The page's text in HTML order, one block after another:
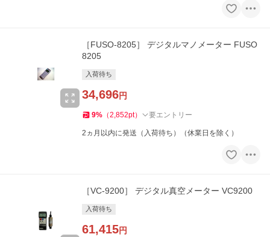
［FUSO-8205］ デジタルマノメーター FUSO
8205
入荷待ち
34,696円
9% （2,852pt） 要エントリー
2ヵ月以内に発送（入荷待ち）（休業日を除く）
［VC-9200］ デジタル真空メーター VC9200
入荷待ち
61,415円